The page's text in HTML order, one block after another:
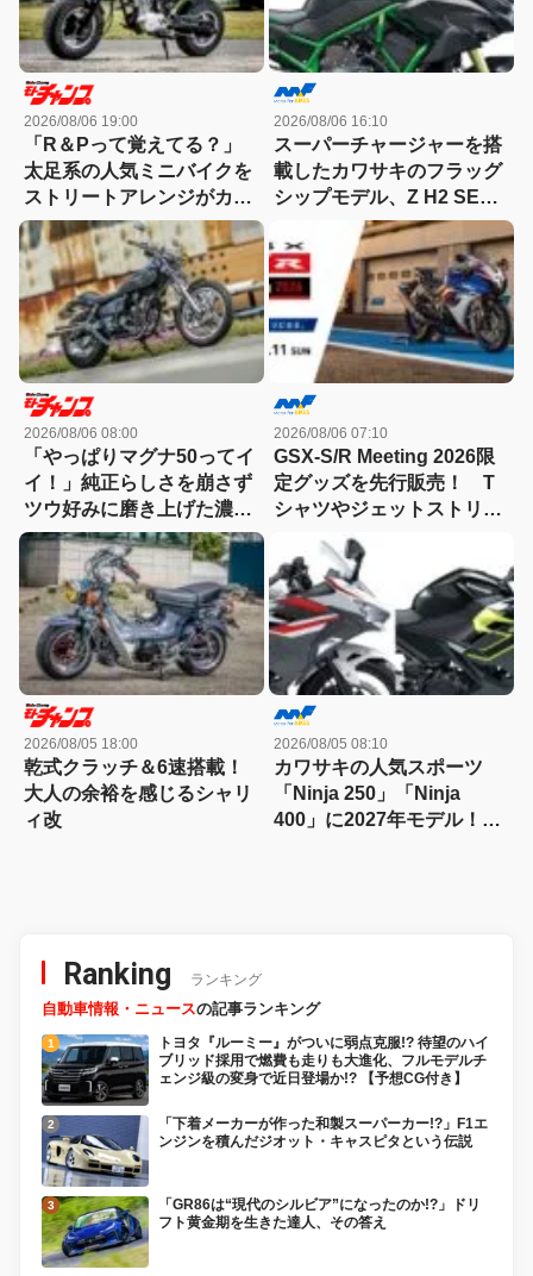
2026/08/06 19:00
「R＆Pって覚えてる？」
太足系の人気ミニバイクを
ストリートアレンジがカッ
コ良すぎる！
2026/08/06 16:10
スーパーチャージャーを搭
載したカワサキのフラッグ
シップモデル、Z H2 SE発
売。価格は247万円
2026/08/06 08:00
「やっぱりマグナ50ってイ
イ！」純正らしさを崩さず
ツウ好みに磨き上げた濃密
カスタム
2026/08/06 07:10
GSX-S/R Meeting 2026限
定グッズを先行販売！ T
シャツやジェットストリー
ムなど4アイテムが登場
2026/08/05 18:00
乾式クラッチ＆6速搭載！
大人の余裕を感じるシャリ
ィ改
2026/08/05 08:10
カワサキの人気スポーツ
「Ninja 250」「Ninja
400」に2027年モデル！
Ranking ランキング
自動車情報・ニュースの記事ランキング
トヨタ『ルーミー』がついに弱点克服!? 待望のハイ
ブリッド採用で燃費も走りも大進化、フルモデルチ
ェンジ級の変身で近日登場か!? 【予想CG付き】
「下着メーカーが作った和製スーパーカー!?」F1エ
ンジンを積んだジオット・キャスピタという伝説
「GR86は“現代のシルビア”になったのか!?」ドリ
フト黄金期を生きた達人、その答え